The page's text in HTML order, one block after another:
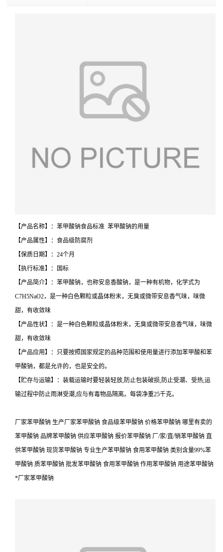
【产品名称】：苯甲酸钠食品标准 苯甲酸钠的用量
【产品属性】：食品级防腐剂
【保质日期】：24个月
【执行标准】：国标
【产品简介】：苯甲酸钠，也称安息香酸钠，是一种有机物，化学式为
C7H5NaO2，是一种白色颗粒或晶体粉末，无臭或微带安息香气味，味微
甜，有收敛味
【产品性状】：是一种白色颗粒或晶体粉末，无臭或微带安息香气味，味微
甜，有收敛味
【产品应用】：只要按照国家规定的品种范围和使用量进行添加苯甲酸和苯
甲酸钠，都是允许的，也是安全的。
【贮存与运输】：装载运输时要轻装轻放,防止包装破损,防止受潮、受热,运
输过程中防止雨淋受潮,应与有毒物品隔离。每袋净重25千克。
厂家苯甲酸钠 生产厂家苯甲酸钠 食品级苯甲酸钠 价格苯甲酸钠 哪里有卖的
苯甲酸钠 品牌苯甲酸钠 供应苯甲酸钠 报价苯甲酸钠 厂/家/直/销苯甲酸钠 直
供苯甲酸钠 现货苯甲酸钠 专业生产苯甲酸钠 食用苯甲酸钠 类别含量99%苯
甲酸钠 质苯甲酸钠 批发苯甲酸钠 食用苯甲酸钠 作用苯甲酸钠 用途苯甲酸钠
*厂家苯甲酸钠